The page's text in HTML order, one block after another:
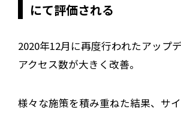
にて評価される
2020年12月に再度行われたアップ
アクセス数が大きく改善。
様々な施策を積み重ねた結果、サ